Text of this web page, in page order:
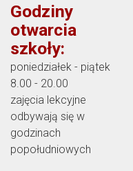
Godziny
otwarcia
szkoły:
poniedziałek - piątek
8.00 - 20.00
zajęcia lekcyjne
odbywają się w
godzinach
popołudniowych